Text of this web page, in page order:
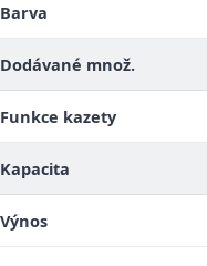
Barva
Dodávané množ.
Funkce kazety
Kapacita
Výnos